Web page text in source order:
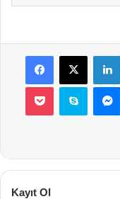
Facebook
X
Pocket Skype
Kayıt Ol